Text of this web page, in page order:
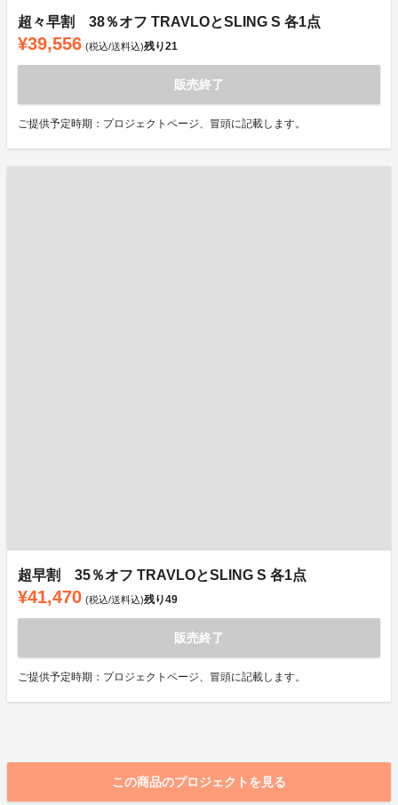
超々早割 38％オフ TRAVLOとSLING S 各1点
¥39,556 (税込/送料込)残り21
販売終了
ご提供予定時期：プロジェクトページ、冒頭に記載します。
超早割 35％オフ TRAVLOとSLING S 各1点
¥41,470 (税込/送料込)残り49
販売終了
ご提供予定時期：プロジェクトページ、冒頭に記載します。
この商品のプロジェクトを見る